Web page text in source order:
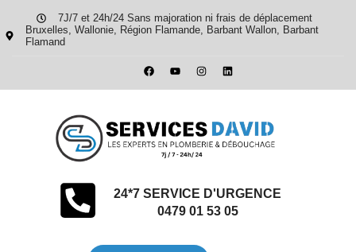
7J/7 et 24h/24 Sans majoration ni frais de déplacement
Bruxelles, Wallonie, Région Flamande, Barbant Wallon, Barbant
Flamand
24*7 SERVICE D'URGENCE
0479 01 53 05